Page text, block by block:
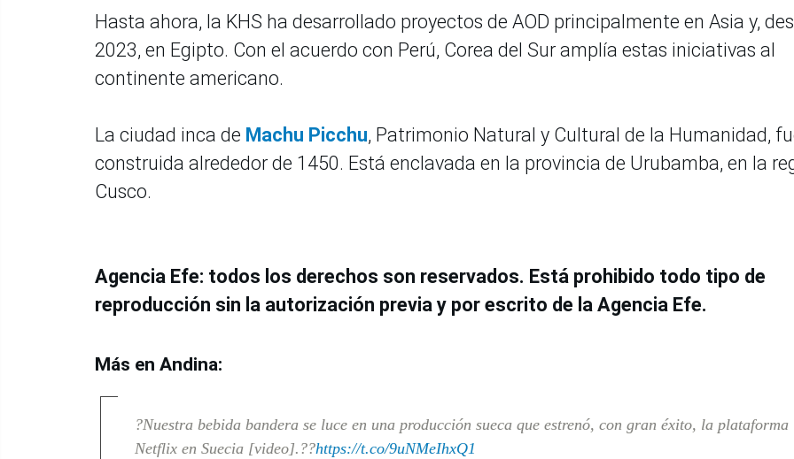
Hasta ahora, la KHS ha desarrollado proyectos de AOD principalmente en Asia y,
2023, en Egipto. Con el acuerdo con Perú, Corea del Sur amplía estas iniciativas al
continente americano.
La ciudad inca de Machu Picchu, Patrimonio Natural y Cultural de la Humanidad,
construida alrededor de 1450. Está enclavada en la provincia de Urubamba, en la
Cusco.
Agencia Efe: todos los derechos son reservados. Está prohibido todo tipo de
reproducción sin la autorización previa y por escrito de la Agencia Efe.
Más en Andina:
?Nuestra bebida bandera se luce en una producción sueca que estrenó, con gran éxito, la plataforma
Netflix en Suecia [video].??https://t.co/9uNMeIhxQ1